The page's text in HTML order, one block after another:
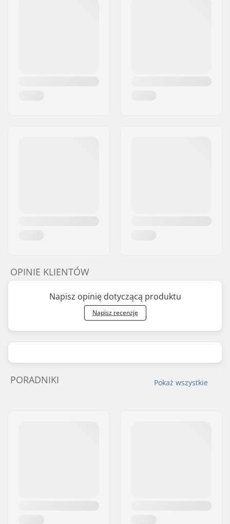
OPINIE KLIENTÓW
Napisz opinię dotyczącą produktu
Napisz recenzję
Pokaż wszystkie
PORADNIKI